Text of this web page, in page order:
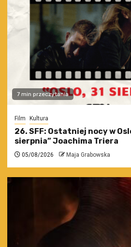
7 min przeczytania
Film Kultura
26. SFF: Ostatniej nocy w
sierpnia” Joachima Triera
05/08/2026 Maja Grabowska